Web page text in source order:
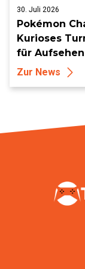
30. Juli 2026
Pokémon
Kurioses
für Aufsehen
Zur News